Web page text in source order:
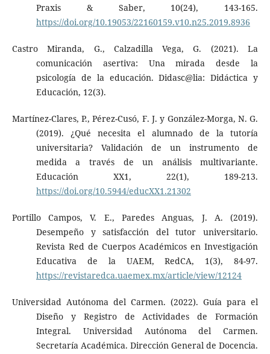
Praxis & Saber, 10(24), 143-165.
https://doi.org/10.19053/22160159.v10.n25.2019.8936
Castro Miranda, G., Calzadilla Vega, G. (2021). La
comunicación asertiva: Una mirada desde la
psicología de la educación. Didasc@lia: Didáctica y
Educación, 12(3).
Martínez-Clares, P., Pérez-Cusó, F. J. y González-Morga, N. G.
(2019). ¿Qué necesita el alumnado de la tutoría
universitaria? Validación de un instrumento de
medida a través de un análisis multivariante.
Educación XX1, 22(1), 189-213.
https://doi.org/10.5944/educXX1.21302
Portillo Campos, V. E., Paredes Anguas, J. A. (2019).
Desempeño y satisfacción del tutor universitario.
Revista Red de Cuerpos Académicos en Investigación
Educativa de la UAEM, RedCA, 1(3), 84-97.
https://revistaredca.uaemex.mx/article/view/12124
Universidad Autónoma del Carmen. (2022). Guía para el
Diseño y Registro de Actividades de Formación
Integral. Universidad Autónoma del Carmen.
Secretaría Académica. Dirección General de Docencia.